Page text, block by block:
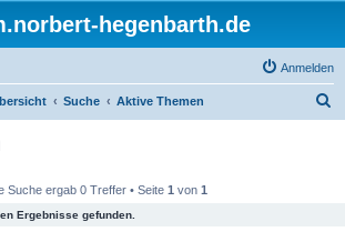
hegenbarth.de
Anmelden
Suche Aktive Themen
Suche ergab 0 Treffer • Seite 1 von 1
Ergebnisse gefunden.